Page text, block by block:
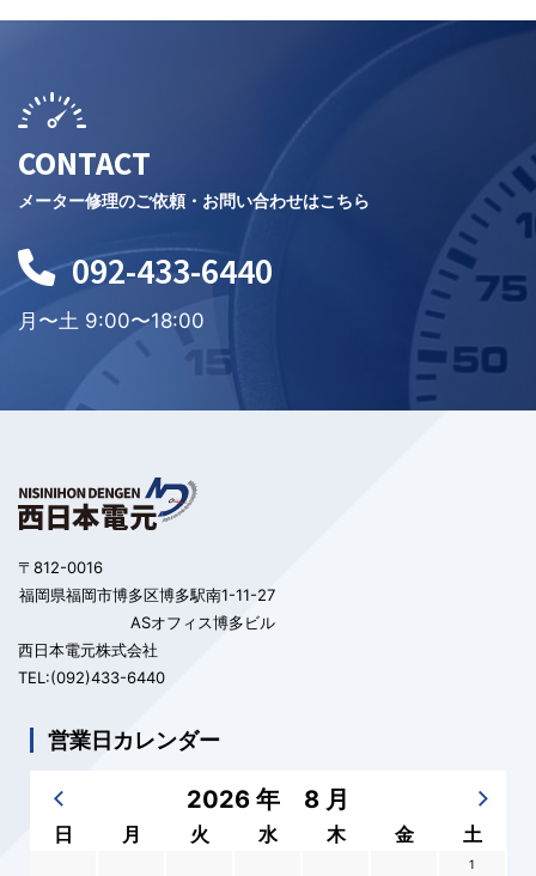
CONTACT
メーター修理のご依頼・お問い合わせはこちら
092-433-6440
月〜土 9:00〜18:00
〒812-0016
福岡県福岡市博多区博多駅南1-11-27
ASオフィス博多ビル
西日本電元株式会社
TEL:(092)433-6440
営業日カレンダー
2026 年 8 月
日 月 火 水 木 金 土
1